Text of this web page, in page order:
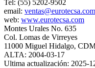
Tel: (55) 5202-9502
email: ventas@eurotecsa.com
web: www.eurotecsa.com
Montes Urales No. 635
Col. Lomas de Virreyes
11000 Miguel Hidalgo,
ALTA: 2004-03-17
Ultima actualización: 2025-